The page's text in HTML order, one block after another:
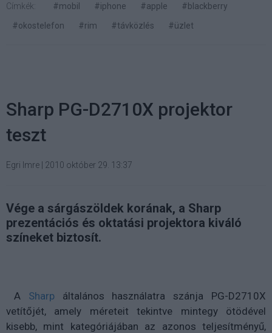
Címkék: #mobil #iphone #apple
#blackberry
#okostelefon
#rim #távközlés #üzlet
Sharp PG-D2710X projektor
teszt
Egri Imre 2010 október 29. 13:37
Vége a sárgászöldek korának, a Sharp
prezentációs és oktatási projektora kiváló
színeket biztosít.
A Sharpáltalános használatra szánja PG-D2710X
vetítőjét, amely méreteit tekintve mintegy ötödével
kisebb, mint kategóriájában az azonos teljesítményű,